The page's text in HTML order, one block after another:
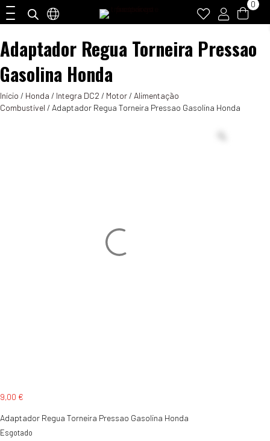
0
Adaptador Regua Torneira Pressao
Gasolina Honda
Início / Honda / Integra DC2 / Motor/ Alimentação
Combustível / Adaptador Regua Torneira Pressao Gasolina Honda
9,00 €
Adaptador Regua Torneira Pressao Gasolina Honda
Esgotado